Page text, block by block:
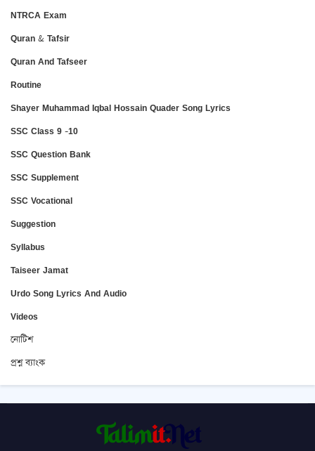
NTRCA Exam
Quran & Tafsir
Quran And Tafseer
Routine
Shayer Muhammad Iqbal Hossain Quader Song Lyrics
SSC Class 9 -10
SSC Question Bank
SSC Supplement
SSC Vocational
Suggestion
Syllabus
Taiseer Jamat
Urdo Song Lyrics And Audio
Videos
নোটিশ
প্রশ্ন ব্যাংক